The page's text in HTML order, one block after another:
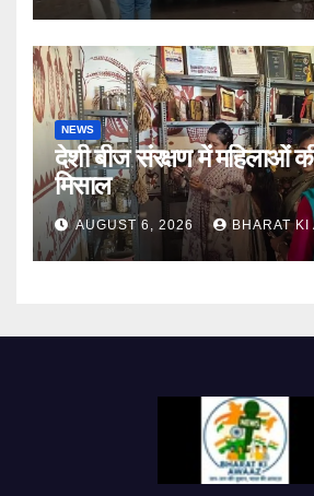
NEWS
देशी बीज संरक्षण में महिलाओं
मिसाल
AUGUST 6, 2026 BHARAT KI